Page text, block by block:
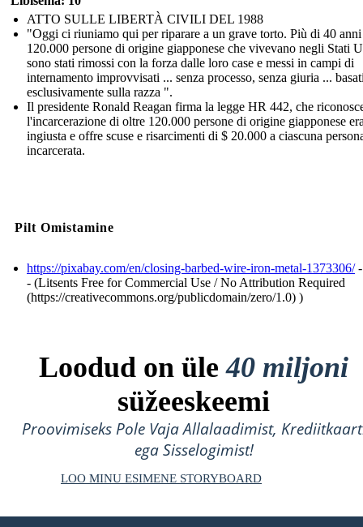
ATTO SULLE LIBERTÀ CIVILI DEL 1988
"Oggi ci riuniamo qui per riparare a un grave torto. Più di 40
120.000 persone di origine giapponese che vivevano negli Stati
sono stati rimossi con la forza dalle loro case e messi in campi di
internamento improvvisati ... senza processo, senza giuria ...
esclusivamente sulla razza ".
Il presidente Ronald Reagan firma la legge HR 442, che
l'incarcerazione di oltre 120.000 persone di origine giapponese
ingiusta e offre scuse e risarcimenti di $ 20.000 a ciascuna
incarcerata.
Pilt Omistamine
https://pixabay.com/en/closing-barbed-wire-iron-metal-1373306/-
- (Litsents Free for Commercial Use / No Attribution Required
(https://creativecommons.org/publicdomain/zero/1.0) )
Loodud on üle40 miljoni
süžeeskeemi
Proovimiseks Pole Vaja Allalaadimist,
ega Sisselogimist!
LOO MINU ESIMENE STORYBOARD